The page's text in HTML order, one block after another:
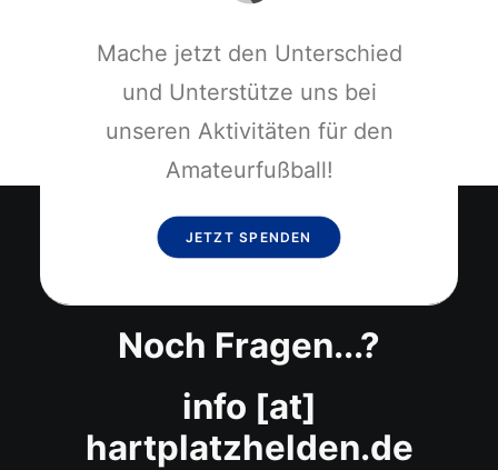
Mache jetzt den Unterschied
und Unterstütze uns bei
unseren Aktivitäten für den
Amateurfußball!
JETZT SPENDEN
Noch Fragen...?
info [at]
hartplatzhelden.de